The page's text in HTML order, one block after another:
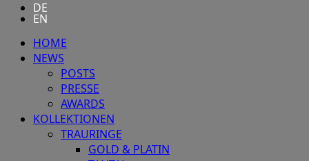
DE
EN
HOME
NEWS
POSTS
PRESSE
AWARDS
KOLLEKTIONEN
TRAURINGE
GOLD & PLATIN